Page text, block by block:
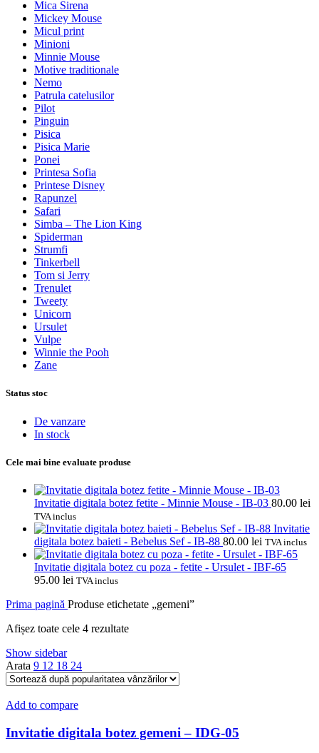
Mica Sirena
Mickey Mouse
Micul print
Minioni
Minnie Mouse
Motive traditionale
Nemo
Patrula catelusilor
Pilot
Pinguin
Pisica
Pisica Marie
Ponei
Printesa Sofia
Printese Disney
Rapunzel
Safari
Simba – The Lion King
Spiderman
Strumfi
Tinkerbell
Tom si Jerry
Trenulet
Tweety
Unicorn
Ursulet
Vulpe
Winnie the Pooh
Zane
Status stoc
De vanzare
In stock
Cele mai bine evaluate produse
Invitatie digitala botez fetite - Minnie Mouse - IB-03 80.00 lei
TVA inclus
Invitatie
digitala botez baieti - Bebelus Sef - IB-88 80.00 lei TVA inclus
Invitatie digitala botez cu poza - fetite - Ursulet - IBF-65
95.00 lei TVA inclus
Prima pagină Produse etichetate „gemeni”
Afișez toate cele 4 rezultateSortat
Show sidebar
Arata 9 12 18 24
Add to compare
Invitatie digitala botez gemeni – IDG-05